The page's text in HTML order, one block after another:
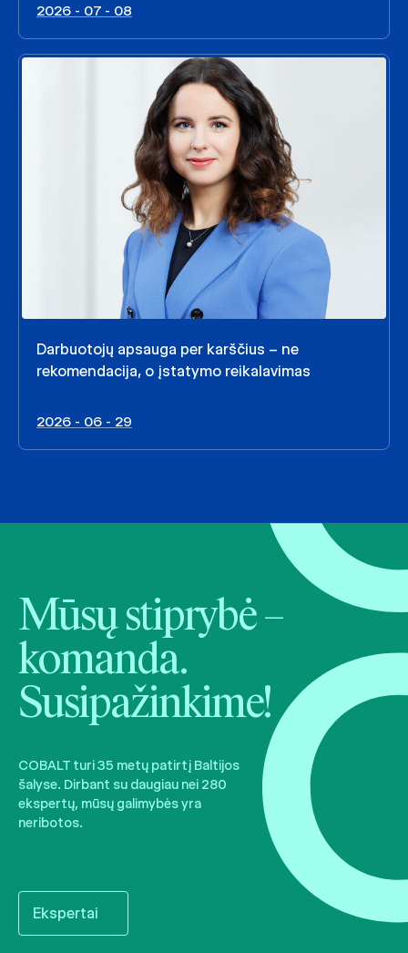
2026 - 07 - 08
Darbuotojų apsauga per karščius – ne
rekomendacija, o įstatymo reikalavimas
2026 - 06 - 29
Mūsų stiprybė –
komanda.
Susipažinkime!
COBALT turi 35 metų patirtį Baltijos
šalyse. Dirbant su daugiau nei 280
ekspertų, mūsų galimybės yra
neribotos.
Ekspertai